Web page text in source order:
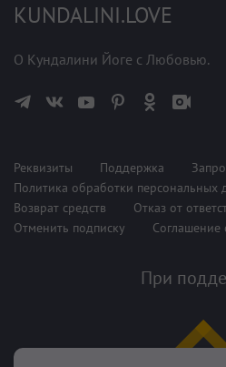
KUNDALINI.LOVE
О Кундалини Йоге с Любовью.
Реквизиты Поддержка
Политика обработки персональных
Возврат средств
Отказ от
Отменить подписку
Соглашение
При